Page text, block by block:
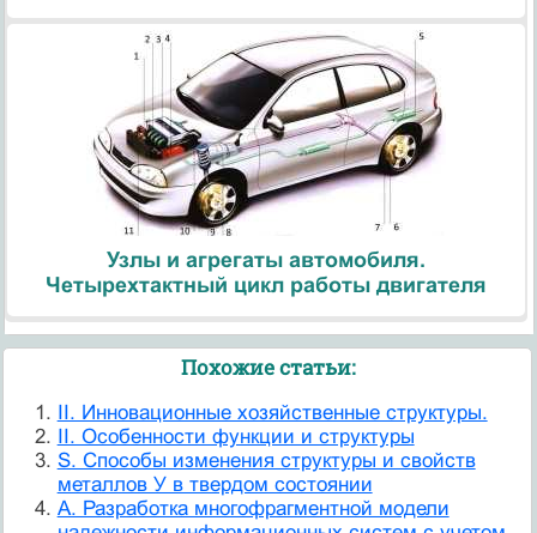
Узлы и агрегаты автомобиля.
Четырехтактный цикл работы двигателя
Похожие статьи:
II. Инновационные хозяйственные структуры.
II. Особенности функции и структуры
S. Способы изменения структуры и свойств
металлов У в твердом состоянии
А. Разработка многофрагментной модели